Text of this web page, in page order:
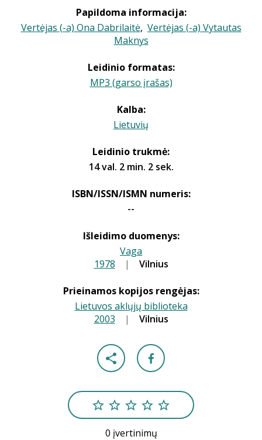
Papildoma informacija:
Vertėjas (-a) Ona Dabrilaitė, Vertėjas (-a) Vytautas
Maknys
Leidinio formatas:
MP3 (garso įrašas)
Kalba:
Lietuvių
Leidinio trukmė:
14 val. 2 min. 2 sek.
ISBN/ISSN/ISMN numeris:
--
Išleidimo duomenys:
Vaga
1978 | Vilnius
Prieinamos kopijos rengėjas:
Lietuvos aklųjų biblioteka
2003 | Vilnius
0 įvertinimų